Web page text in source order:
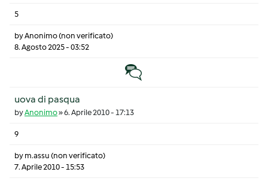
5
byAnonimo (non verificato)
8. Agosto 2025 - 03:52
Discussione normale
uova di pasqua
byAnonimo»6. Aprile 2010 - 17:13
9
by m.assu (non verificato)
7. Aprile 2010 - 15:53